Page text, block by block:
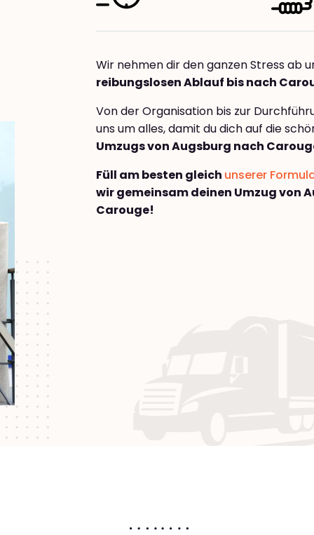
Wir nehmen dir den ganzen Stress ab
reibungslosen Ablauf bis nach
Von der Organisation bis zur
uns um alles, damit du dich auf die
Umzugs von Augsburg nach
Füll am besten gleich unserer
wir gemeinsam deinen Umzug von
Carouge!